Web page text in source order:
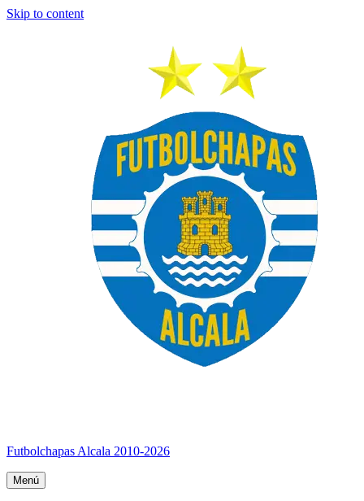
Skip to content
Futbolchapas Alcala 2010-2026
Menú